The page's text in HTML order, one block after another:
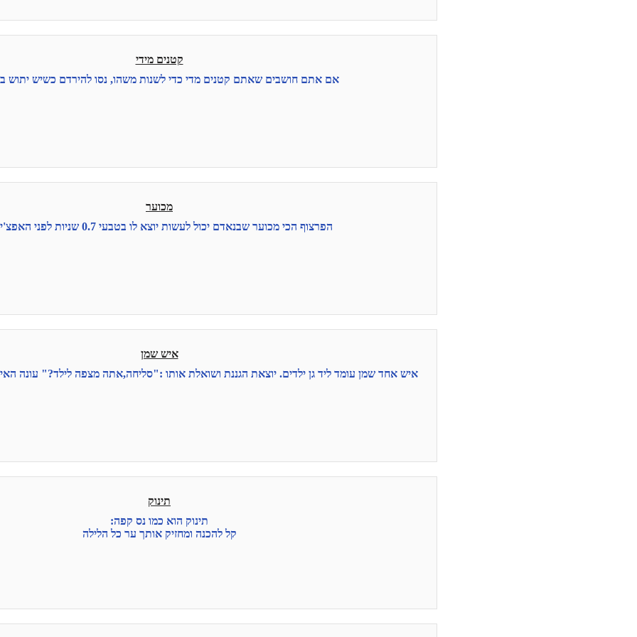
קטנים מידי
אם אתם חושבים שאתם קטנים מדי כדי לשנות משהו, נסו להירדם כשיש יתוש
מכוער
הפרצוף הכי מכוער שבנאדם יכול לעשות יוצא לו בטבעי 0.7 שניות לפני האפצ'י.....
איש שמן
איש אחד שמן עומד ליד גן ילדים. יוצאת הגננת ושואלת אותו :"סליחה,אתה מצפה לילד?" עונה
תינוק
תינוק הוא כמו נס קפה:
קל להכנה ומחזיק אותך ער כל הלילה